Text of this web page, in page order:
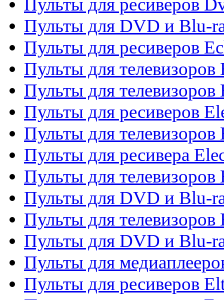
Пульты для ресиверов
Пульты для DVD и Blu-
Пульты для ресиверов
Пульты для телевизоров
Пульты для телевизоров
Пульты для ресиверов
Пульты для телевизоров
Пульты для ресивера
Пульты для телевизоров
Пульты для DVD и Blu-
Пульты для телевизоров
Пульты для DVD и Blu-
Пульты для
Пульты для ресиверов